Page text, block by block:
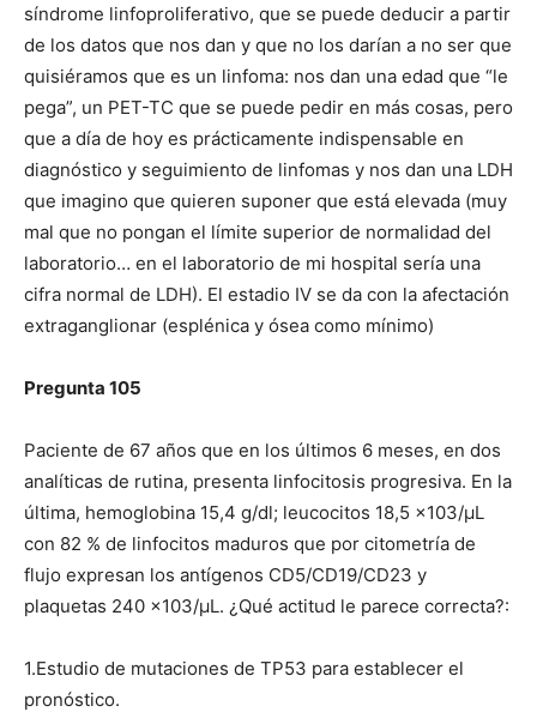
síndrome linfoproliferativo, que se puede deducir a partir
de los datos que nos dan y que no los darían a no ser que
quisiéramos que es un linfoma: nos dan una edad que “le
pega”, un PET-TC que se puede pedir en más cosas, pero
que a día de hoy es prácticamente indispensable en
diagnóstico y seguimiento de linfomas y nos dan una LDH
que imagino que quieren suponer que está elevada (muy
mal que no pongan el límite superior de normalidad del
laboratorio… en el laboratorio de mi hospital sería una
cifra normal de LDH). El estadio IV se da con la afectación
extraganglionar (esplénica y ósea como mínimo)
Pregunta 105
Paciente de 67 años que en los últimos 6 meses, en dos
analíticas de rutina, presenta linfocitosis progresiva. En la
última, hemoglobina 15,4 g/dl; leucocitos 18,5 x103/μL
con 82 % de linfocitos maduros que por citometría de
flujo expresan los antígenos CD5/CD19/CD23 y
plaquetas 240 x103/μL. ¿Qué actitud le parece correcta?:
1.Estudio de mutaciones de TP53 para establecer el
pronóstico.